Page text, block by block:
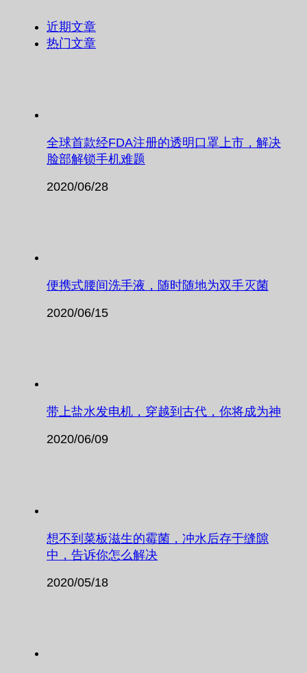
近期文章
热门文章
全球首款经FDA注册的透明口罩上市，解决
脸部解锁手机难题
2020/06/28
便携式腰间洗手液，随时随地为双手灭菌
2020/06/15
带上盐水发电机，穿越到古代，你将成为神
2020/06/09
想不到菜板滋生的霉菌，冲水后存于缝隙
中，告诉你怎么解决
2020/05/18